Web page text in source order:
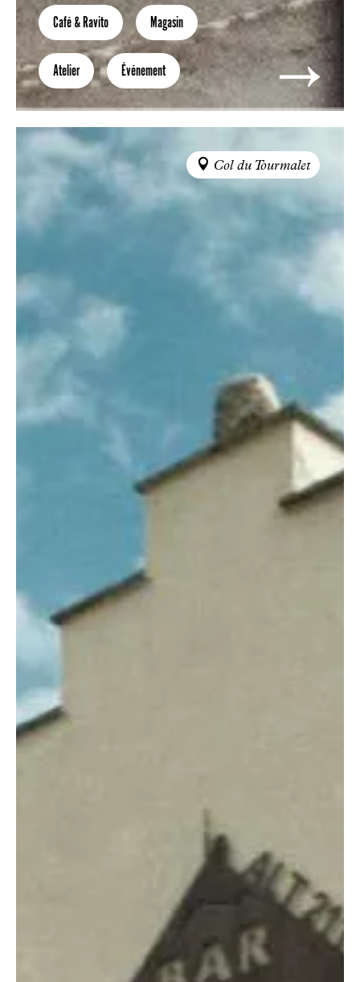
Café & Ravito Magasin
Atelier Événement
Col du Tourmalet